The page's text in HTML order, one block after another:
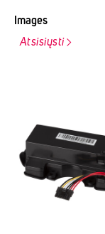
Images
Atsisiųsti